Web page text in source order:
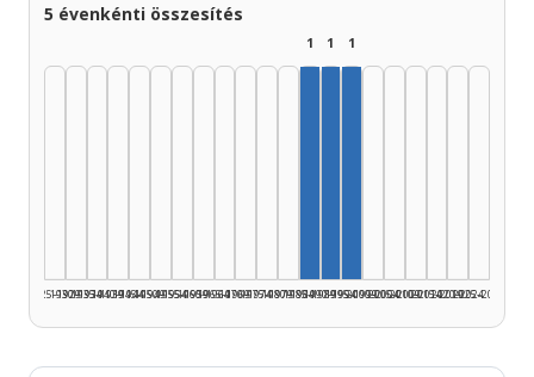
5 évenkénti összesítés
1925–1929
1930–1934
1935–1939
1940–1944
1945–1949
1950–1954
1955–1959
1960–1964
1965–1969
1970–1974
1975–1979
1980–1984
1
1985–1989
1
1990–1994
1
1995–1999
2000–2004
2005–2009
2010–2014
2015–2019
2020–2024
2025–2026